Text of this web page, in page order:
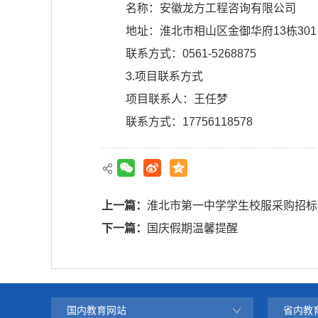
名称：安徽龙方工程咨询有限公司
地址：淮北市相山区金御华府13栋301
联系方式：0561-5268875
3.项目联系方式
项目联系人：王任梦
联系方式：17756118578
上一篇： 淮北市第一中学学生校服采购招
下一篇：
国庆假期温馨提醒
国内教育网站 省内教